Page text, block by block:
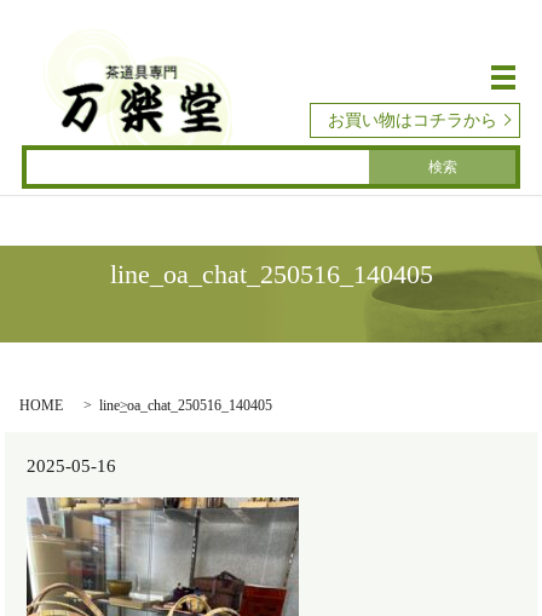
メ
お買い物はコチラから
line_oa_chat_250516_140405
HOME line_oa_chat_250516_140405
2025-05-16